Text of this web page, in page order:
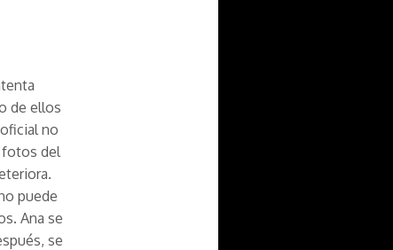
de ellos
no
fotos del
puede
Ana se
se